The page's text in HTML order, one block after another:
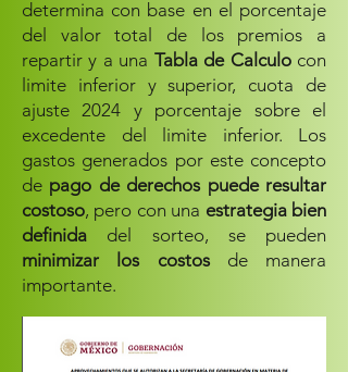
determina con base en el porcentaje
del valor total de los premios a
repartir y a una Tabla de Calculo con
limite inferior y superior, cuota de
ajuste 2024 y porcentaje sobre el
excedente del limite inferior. Los
gastos generados por este concepto
de pago de derechos puede resultar
costoso, pero con una estrategia bien
definida del sorteo, se pueden
minimizar los costosde manera
importante.